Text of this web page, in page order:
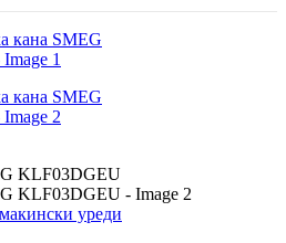
уреди